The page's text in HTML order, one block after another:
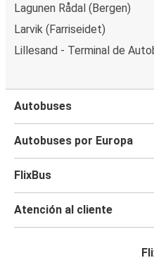
Lagunen Rådal (Bergen)
Larvik (Farriseidet)
Lillesand - Terminal de
Autobuses
Autobuses por Europa
FlixBus
Atención al cliente